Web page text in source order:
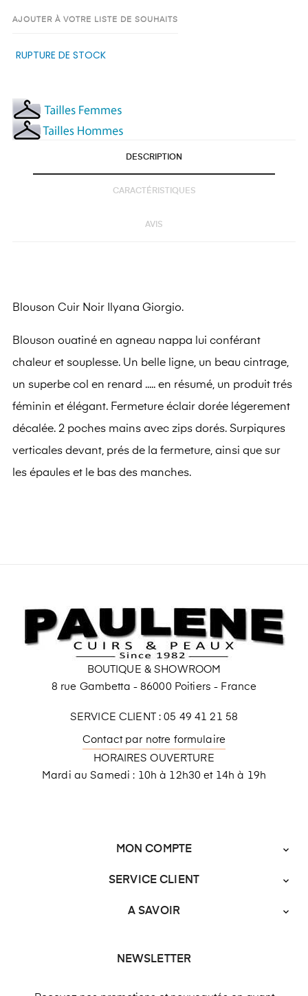
AJOUTER À VOTRE LISTE DE SOUHAITS
RUPTURE DE STOCK
DESCRIPTION
CARACTÉRISTIQUES
AVIS
Blouson Cuir Noir Ilyana Giorgio.
Blouson ouatiné en agneau nappa lui conférant
chaleur et souplesse. Un belle ligne, un beau cintrage,
un superbe col en renard ..... en résumé, un produit trés
féminin et élégant. Fermeture éclair dorée légerement
décalée. 2 poches mains avec zips dorés. Surpiqures
verticales devant, prés de la fermeture, ainsi que sur
les épaules et le bas des manches.
BOUTIQUE & SHOWROOM
8 rue Gambetta - 86000 Poitiers - France
SERVICE CLIENT : 05 49 41 21 58
Contact par notre formulaire
HORAIRES OUVERTURE
Mardi au Samedi : 10h à 12h30 et 14h à 19h
MON COMPTE 
SERVICE CLIENT 
A SAVOIR 
NEWSLETTER